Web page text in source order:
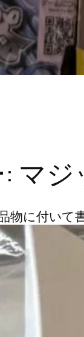
マジ
物に付いて